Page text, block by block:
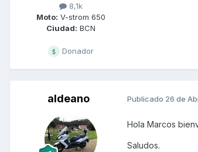
8,1k
Moto: V-strom 650
Ciudad: BCN
Donador
aldeano Publicado 26 de
Hola Marcos
Saludos.